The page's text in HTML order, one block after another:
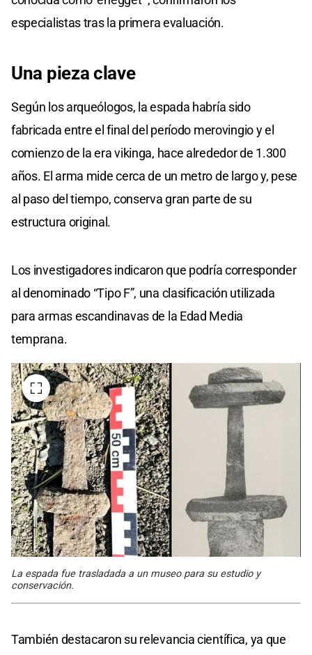
especialistas tras la primera evaluación.
Una pieza clave
Según los arqueólogos, la espada habría sido
fabricada entre el final del período merovingio y el
comienzo de la era vikinga, hace alrededor de 1.300
años. El arma mide cerca de un metro de largo y, pese
al paso del tiempo, conserva gran parte de su
estructura original.
Los investigadores indicaron que podría corresponder
al denominado “Tipo F”, una clasificación utilizada
para armas escandinavas de la Edad Media
temprana.
La espada fue trasladada a un museo para su estudio y
conservación.
También destacaron su relevancia científica, ya que